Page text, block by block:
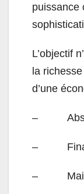
puissance
L’objectif
la
d’une
–
–
–